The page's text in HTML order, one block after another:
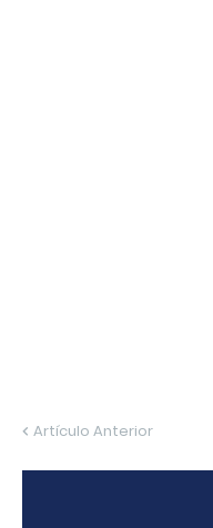
Artículo Anterior